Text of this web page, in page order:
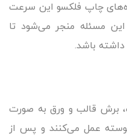
چاپ فلکسو این سرعت
مسئله منجر می‌شود تا
داشته باشد.
برش قالب و ورق به صورت
عمل می‌کنند و پس از